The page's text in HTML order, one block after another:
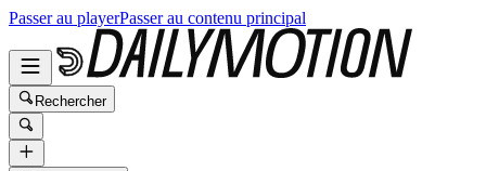
Passer au playerPasser au contenu principal
Rechercher